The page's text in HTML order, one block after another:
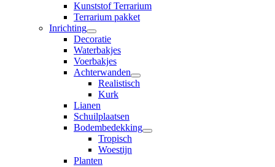
Kunststof Terrarium
Terrarium pakket
Inrichting
Decoratie
Waterbakjes
Voerbakjes
Achterwanden
Realistisch
Kurk
Lianen
Schuilplaatsen
Bodembedekking
Tropisch
Woestijn
Planten